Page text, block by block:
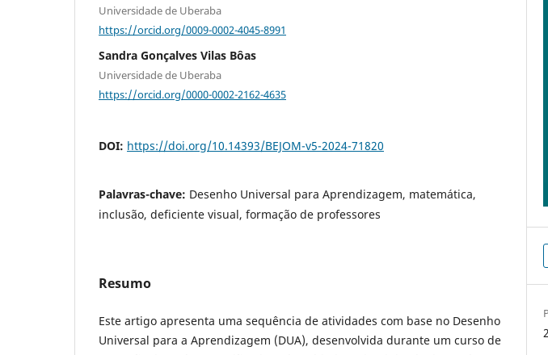
Universidade de Uberaba
https://orcid.org/0009-0002-4045-8991
Sandra Gonçalves Vilas Bôas
Universidade de Uberaba
https://orcid.org/0000-0002-2162-4635
DOI: https://doi.org/10.14393/BEJOM-v5-2024-71820
Palavras-chave: Desenho Universal para Aprendizagem, matemática,
inclusão, deficiente visual, formação de professores
Resumo
Este artigo apresenta uma sequência de atividades com base no Desenho
Universal para a Aprendizagem (DUA), desenvolvida durante um curso de